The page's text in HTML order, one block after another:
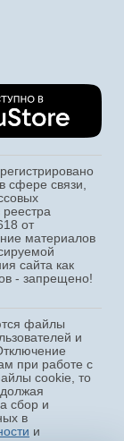
сфере связи,
от
материалов
сайта как
- запрещено!
файлы
и
при работе с
cookie, то
сбор и
в
и